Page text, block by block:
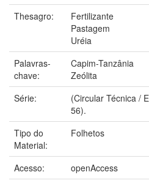
Thesagro:
Fertilizante
Pastagem
Uréia
Palavras-
chave:
Capim-Tanzânia
Zeólita
Série:
(Circular Técnica /
56).
Tipo do
Material:
Folhetos
Acesso:
openAccess